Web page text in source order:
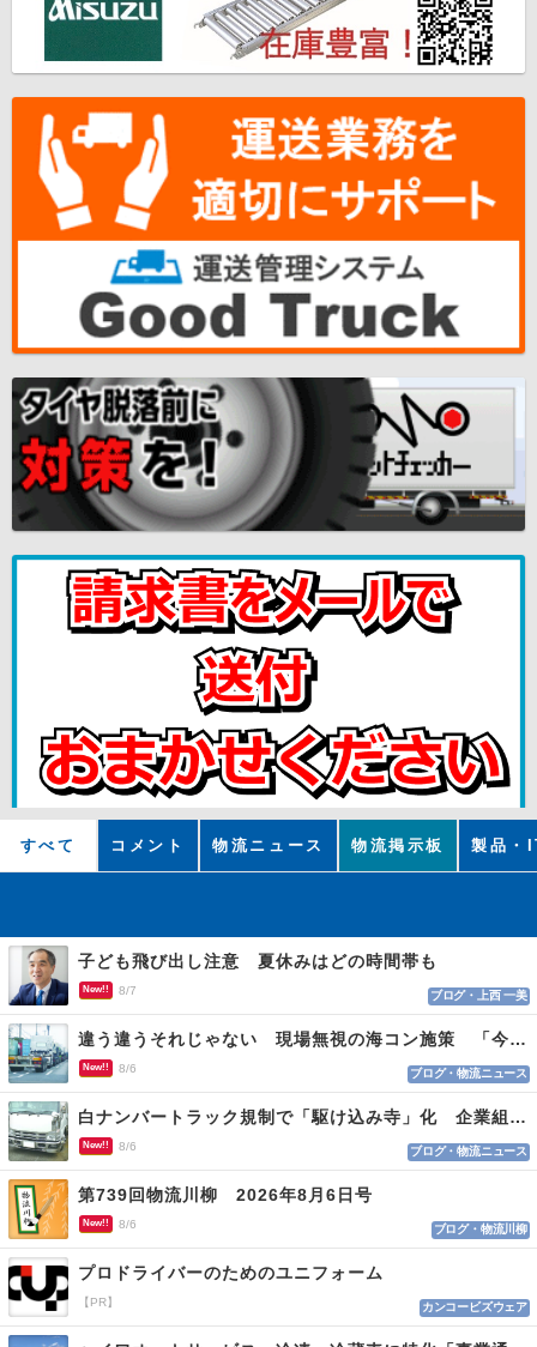
すべて コメント 物流ニュース 物流掲示板 製品・
子ども飛び出し注意 夏休みはどの時間帯も
New!! 8/7 ブログ・上西 一美
違う違うそれじゃない 現場無視の海コン施策 「今でも平均２～３時間は待つ」
New!! 8/6 ブログ・物流ニュース
白ナンバートラック規制で「駆け込み寺」化 企業組合が入会基準を見直しへ
New!! 8/6 ブログ・物流ニュース
第739回物流川柳 2026年8月6日号
New!! 8/6 ブログ・物流川柳
プロドライバーのためのユニフォーム
【PR】 カンコービズウェア